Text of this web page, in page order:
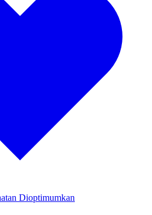
Dioptimumkan